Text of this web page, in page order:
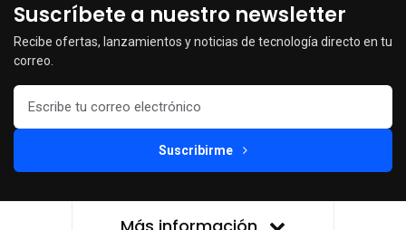
Suscríbete a nuestro newsletter
Recibe ofertas, lanzamientos y noticias de tecnología directo en tu
correo.
Suscribirme